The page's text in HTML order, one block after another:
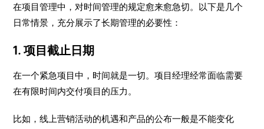
在项目管理中，对时间管理的规定愈来愈急切。以下是几个
日常情景，充分展示了长期管理的必要性：
1. 项目截止日期
在一个紧急项目中，时间就是一切。项目经理经常面临需要
在有限时间内交付项目的压力。
比如，线上营销活动的机遇和产品的公布一般是不能变化